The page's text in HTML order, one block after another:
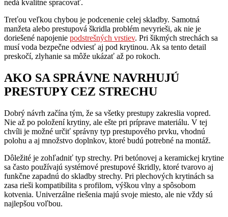
nedá kvalitne spracovať.
Treťou veľkou chybou je podcenenie celej skladby. Samotná
manžeta alebo prestupová škridla problém nevyrieši, ak nie je
doriešené napojenie podstrešných vrstiev. Pri šikmých strechách sa
musí voda bezpečne odviesť aj pod krytinou. Ak sa tento detail
preskočí, zlyhanie sa môže ukázať až po rokoch.
AKO SA SPRÁVNE NAVRHUJÚ
PRESTUPY CEZ STRECHU
Dobrý návrh začína tým, že sa všetky prestupy zakreslia vopred.
Nie až po položení krytiny, ale ešte pri príprave materiálu. V tej
chvíli je možné určiť správny typ prestupového prvku, vhodnú
polohu a aj množstvo doplnkov, ktoré budú potrebné na montáž.
Dôležité je zohľadniť typ strechy. Pri betónovej a keramickej krytine
sa často používajú systémové prestupové škridly, ktoré tvarovo aj
funkčne zapadnú do skladby strechy. Pri plechových krytinách sa
zasa rieši kompatibilita s profilom, výškou vlny a spôsobom
kotvenia. Univerzálne riešenia majú svoje miesto, ale nie vždy sú
najlepšou voľbou.